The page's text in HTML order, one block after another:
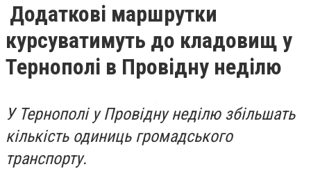
Додаткові маршрутки
курсуватимуть до кладовищ у
Тернополі в Провідну неділю
У Тернополі у Провідну неділю збільшать
кількість одиниць громадського
транспорту.